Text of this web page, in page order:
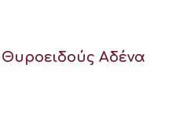
Αδένα